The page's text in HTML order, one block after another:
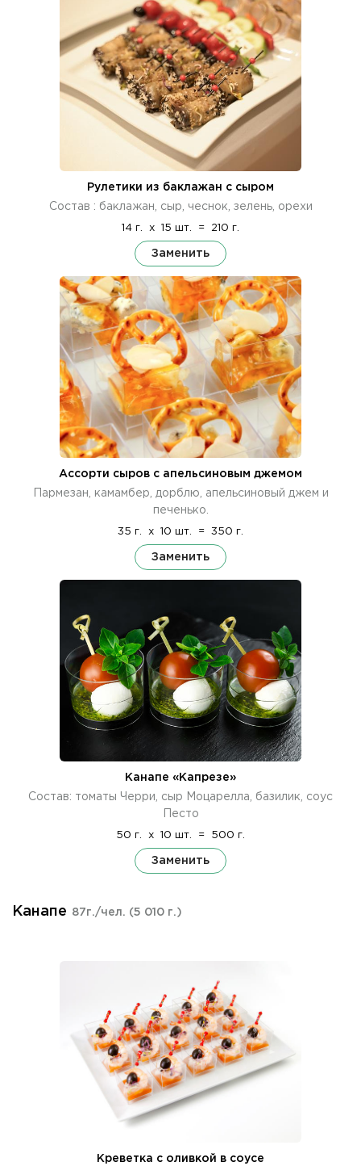
Рулетики из баклажан с сыром
Состав : баклажан, сыр, чеснок, зелень, орехи
14 г. x 15 шт. = 210 г.
Заменить
Ассорти сыров с апельсиновым джемом
Пармезан, камамбер, дорблю, апельсиновый джем и
печенько.
35 г. x 10 шт. = 350 г.
Заменить
Канапе «Капрезе»
Состав: томаты Черри, сыр Моцарелла, базилик, соус
Песто
50 г. x 10 шт. = 500 г.
Заменить
Канапе 87г./чел. (5 010 г.)
Креветка с оливкой в соусе